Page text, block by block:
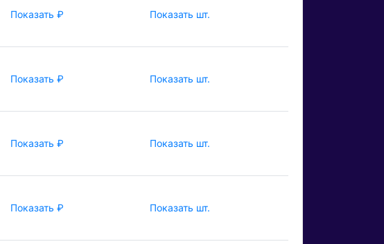
Показать ₽ Показать шт.
Показать ₽ Показать шт.
Показать ₽ Показать шт.
Показать ₽ Показать шт.